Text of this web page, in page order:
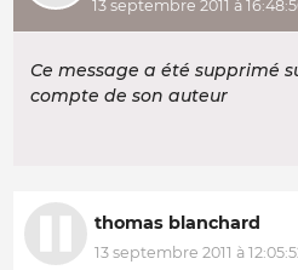
13 septembre 2011 à
Ce message a été supprimé
compte de son auteur
thomas blanchard
13 septembre 2011 à